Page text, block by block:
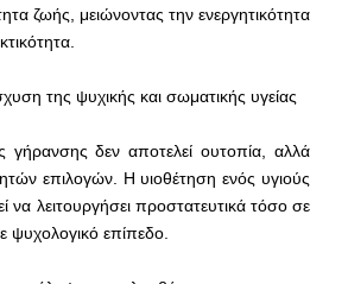
ζωής, μειώνοντας την ενεργητικότητα
της ψυχικής και σωματικής υγείας
γήρανσης δεν αποτελεί ουτοπία, αλλά
επιλογών. Η υιοθέτηση ενός υγιούς
λειτουργήσει προστατευτικά τόσο σε
ψυχολογικό επίπεδο.